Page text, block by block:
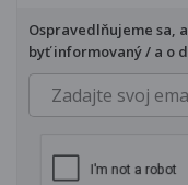
Ospravedlňujeme sa,
byť informovaný / a o